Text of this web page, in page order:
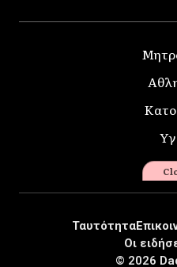
© 2026
Ταυτότητα
Οι